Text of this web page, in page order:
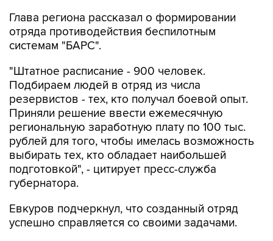
Глава региона рассказал о формировании
отряда противодействия беспилотным
системам "БАРС".
"Штатное расписание - 900 человек.
Подбираем людей в отряд из числа
резервистов - тех, кто получал боевой опыт.
Приняли решение ввести ежемесячную
региональную заработную плату по 100 тыс.
рублей для того, чтобы имелась возможность
выбирать тех, кто обладает наибольшей
подготовкой", - цитирует пресс-служба
губернатора.
Евкуров подчеркнул, что созданный отряд
успешно справляется со своими задачами.